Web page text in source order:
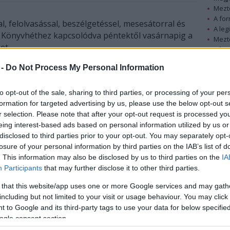
Do Not Process My Personal Information
opt-out of the sale, sharing to third parties, or processing of your
for targeted advertising by us, please use the below opt-out
selection. Please note that after your opt-out request is processed
interest-based ads based on personal information utilized by us
to third parties prior to your opt-out. You may separately
of your personal information by third parties on the IAB’s list of
This information may also be disclosed by us to third parties on the
Participants that may further disclose it to other third parties.
that this website/app uses one or more Google services and may
but not limited to your visit or usage behaviour. You may
to Google and its third-party tags to use your data for below
consent section.
felolvasással, beszélgetéssel, mesesátorral és
kapcsolódva péntektől vasárnapig a
a Református Zenei Fesztivállal és a Papírvarázs
délután megkezdődnek A 12 legszebb
elnevezésű mozgalomhoz csatlakozva szabad
akarja tenni a könyvek ünnepén a
is helyet ad: itt köszöntik pénteken
májusban ünnepelte 80. születésnapját, és
rendeznek este a Bakáts téri templomban. A
várja pénteken a közönséget.
helyszíneken számos könyvbemutatót is
megismerkedhetnek például Buza Péter
véletlenül előkerült kalapdobozban talált
A
A